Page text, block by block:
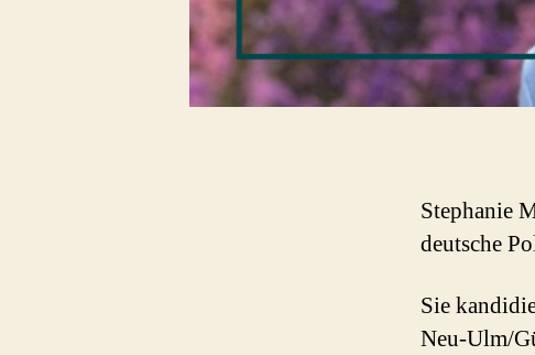
Stephanie
deutsche
Sie
Neu-Ulm/